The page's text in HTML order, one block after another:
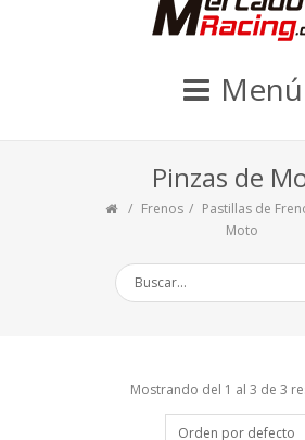
Menú
Pinzas de
Frenos Pastillas de
Moto
Mostrando del 1 al 3 de 3